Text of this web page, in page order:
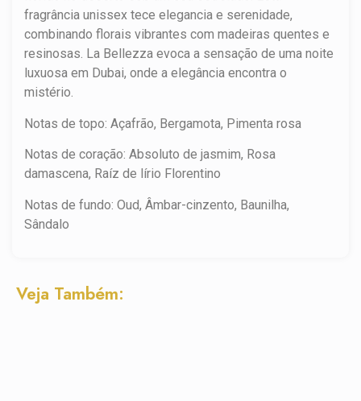
fragrância unissex tece elegancia e serenidade,
combinando florais vibrantes com madeiras quentes e
resinosas. La Bellezza evoca a sensação de uma noite
luxuosa em Dubai, onde a elegância encontra o
mistério.
Notas de topo: Açafrão, Bergamota, Pimenta rosa
Notas de coração: Absoluto de jasmim, Rosa
damascena, Raíz de lírio Florentino
Notas de fundo: Oud, Âmbar-cinzento, Baunilha,
Sândalo
Veja Também: